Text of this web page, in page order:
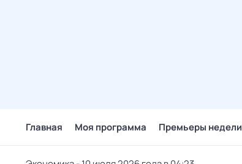
Главная Моя программа Премьеры недели